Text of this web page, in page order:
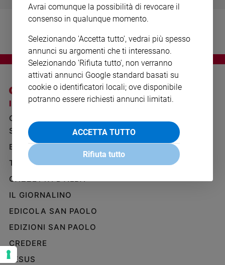
Ambiente
Volontariato
Diritti
Aziende
valore
Caso
settimana
Migranti
Diversità
Costume
e
2026
Cinema,
I SITI SAN PAOLO
GRUPPO EDITORIALE
SAN PAOLO
BENESSERE
TELENOVA
GAZZETTA D'ALBA
IL GIORNALINO
EDICOLA SAN PAOLO
EDIZIONI SAN PAOLO
CREDERE
JESUS
NOTE LEGALI
INFORMATIVA
WHISTLEBLOWING
SOCIAL
Avrai comunque la possibilità di revocare il
consenso in qualunque momento.
Selezionando 'Accetta tutto', vedrai più spesso
annunci su argomenti che ti interessano.
Selezionando 'Rifiuta tutto', non verranno
attivati annunci Google standard basati su
cookie o identificatori locali; ove disponibile
potranno essere richiesti annunci limitati.
ACCETTA TUTTO
Rifiuta tutto